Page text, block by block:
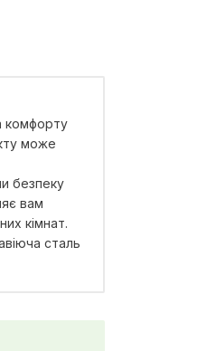
комфорту
може
безпеку
вам
кімнат.
сталь